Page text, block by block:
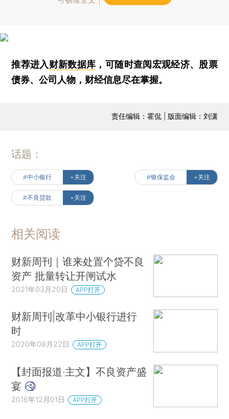
推荐进入财新数据库 ，可随时查阅宏观经济、股票
债券、公司人物，财经信息尽在掌握。
责任编辑：霍侃 | 版面编辑：刘潇
话题：
#中小银行 +关注 #银保监会 +关注
#不良贷款 +关注
相关阅读
财新周刊｜谁来处置个贷不良
资产 批量转让开闸试水
2021年03月20日 APP打开
财新周刊|改革中小银行进行
时
2020年08月22日 APP打开
【封面报道·主文】不良资产盛
宴
2016年12月01日 APP打开